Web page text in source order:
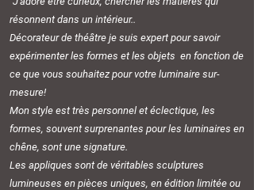
résonnent dans un intérieur..
Décorateur de théâtre je suis expert pour savoir
expérimenter les formes et les objets en fonction de
ce que vous souhaitez pour votre luminaire sur-
mesure!
Mon style est très personnel et éclectique, les
formes, souvent surprenantes pour les luminaires en
chêne, sont une signature.
Les appliques sont de véritables sculptures
lumineuses en pièces uniques, en édition limitée ou